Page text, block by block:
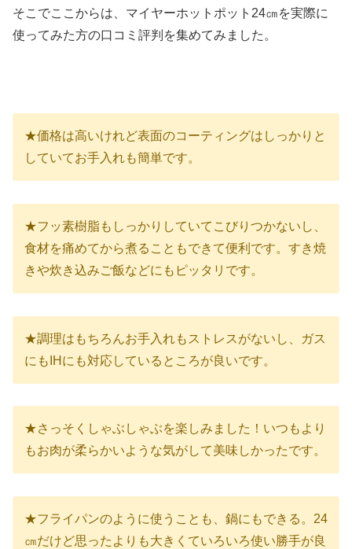
そこでここからは、マイヤーホットポット24㎝を実際に
使ってみた方の口コミ評判を集めてみました。
★価格は高いけれど表面のコーティングはしっかりと
していてお手入れも簡単です。
★フッ素樹脂もしっかりしていてこびりつかないし、
食材を痛めてから煮ることもできて便利です。すき焼
きや炊き込みご飯などにもピッタリです。
★調理はもちろんお手入れもストレスがないし、ガス
にもIHにも対応しているところが良いです。
★さっそくしゃぶしゃぶを楽しみました！いつもより
もお肉が柔らかいような気がして美味しかったです。
★フライパンのように使うことも、鍋にもできる。24
㎝だけど思ったよりも大きくていろいろ使い勝手が良